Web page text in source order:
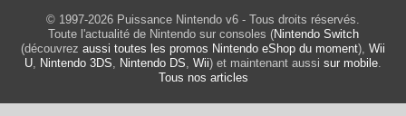
© 1997-2026 Puissance Nintendo v6 - Tous droits réservés.
Toute l'actualité de Nintendo sur consoles (Nintendo Switch
(découvrez aussi toutes les promos Nintendo eShop du moment), Wii
U, Nintendo 3DS, Nintendo DS, Wii) et maintenant aussi sur mobile.
Tous nos articles